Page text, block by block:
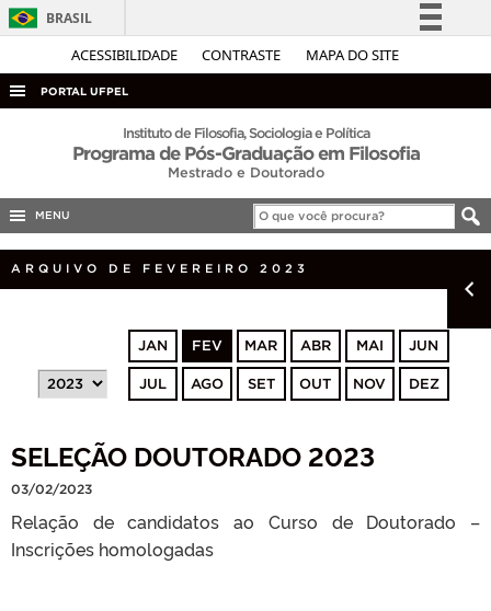
ACESSIBILIDADE CONTRASTE MAPA DO SITE
BRASIL
Simplifique!
Acesso à informação
Canais
PORTAL UFPEL
ACESSO À INFORMAÇÃO
AUDITORIA
PORTARIAS
Instituto de Filosofia, Sociologia e Política
Programa de Pós-Graduação em Filosofia
Mestrado e Doutorado
MENU
ARQUIVO DE FEVEREIRO 2023
JAN FEV MAR ABR MAI JUN
JUL AGO SET OUT NOV DEZ
SELEÇÃO DOUTORADO 2023
03/02/2023
Relação de candidatos ao Curso de Doutorado –
Inscrições homologadas